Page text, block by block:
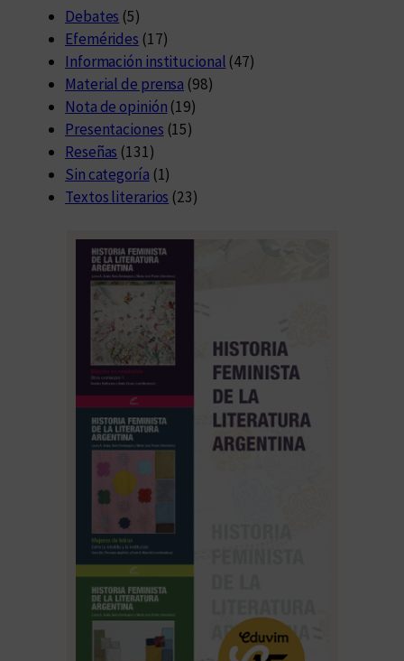
Debates (5)
Efemérides (17)
Información institucional (47)
Material de prensa (98)
Nota de opinión (19)
Presentaciones (15)
Reseñas (131)
Sin categoría (1)
Textos literarios (23)